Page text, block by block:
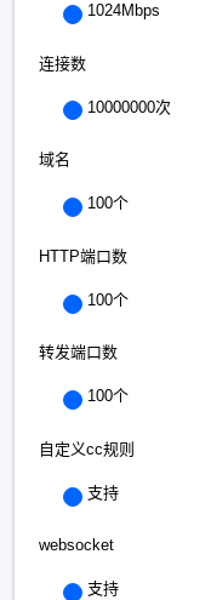
1024Mbps
连接数
10000000次
域名
100个
HTTP端口数
100个
转发端口数
100个
自定义cc规则
支持
websocket
支持